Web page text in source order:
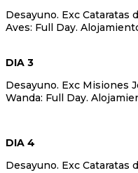
Desayuno. Exc Cataratas
Aves: Full Day.
DIA 3
Desayuno. Exc Misiones
Wanda: Full Day.
DIA 4
Desayuno. Exc Cataratas